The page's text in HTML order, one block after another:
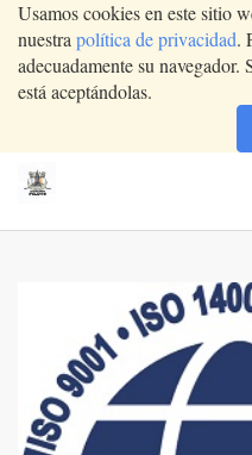
Usamos cookies en este sitio
nuestra política de privacidad.
adecuadamente su
está aceptándolas.